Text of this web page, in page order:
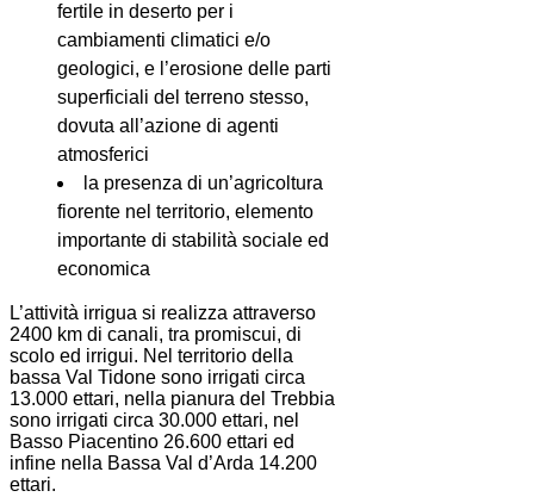
fertile in deserto per i
cambiamenti climatici e/o
geologici, e l’erosione delle parti
superficiali del terreno stesso,
dovuta all’azione di agenti
atmosferici
la presenza di un’agricoltura
fiorente nel territorio, elemento
importante di stabilità sociale ed
economica
L’attività irrigua si realizza attraverso
2400 km di canali, tra promiscui, di
scolo ed irrigui. Nel territorio della
bassa Val Tidone sono irrigati circa
13.000 ettari, nella pianura del Trebbia
sono irrigati circa 30.000 ettari, nel
Basso Piacentino 26.600 ettari ed
infine nella Bassa Val d’Arda 14.200
ettari.